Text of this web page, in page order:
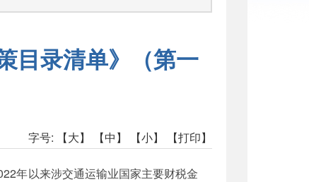
目录清单》（第一
字号: 【大】 【中】 【小】 【打印】
年以来涉交通运输业国家主要财税金